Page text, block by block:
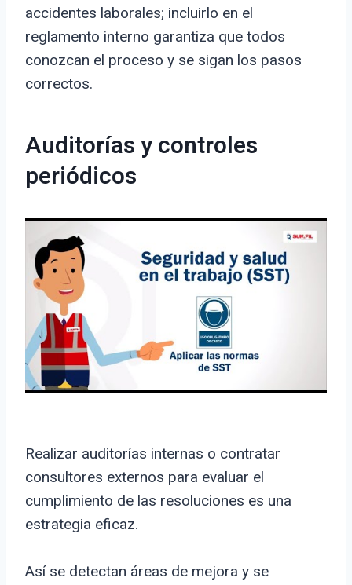
accidentes laborales; incluirlo en el
reglamento interno garantiza que todos
conozcan el proceso y se sigan los pasos
correctos.
Auditorías y controles
periódicos
Realizar auditorías internas o contratar
consultores externos para evaluar el
cumplimiento de las resoluciones es una
estrategia eficaz.
Así se detectan áreas de mejora y se